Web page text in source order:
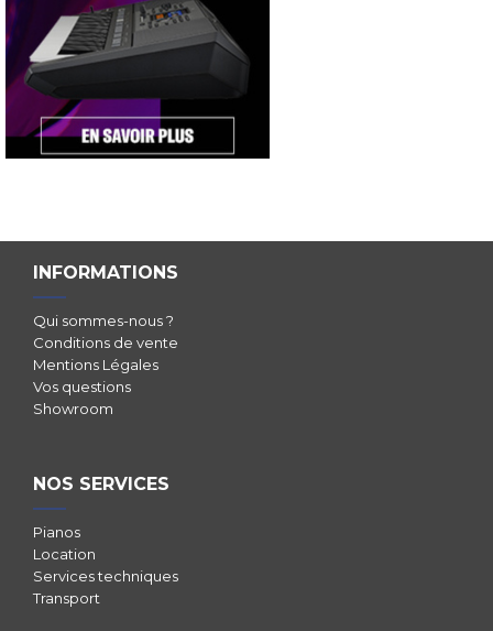
INFORMATIONS
Qui sommes-nous ?
Conditions de vente
Mentions Légales
Vos questions
Showroom
NOS SERVICES
Pianos
Location
Services techniques
Transport